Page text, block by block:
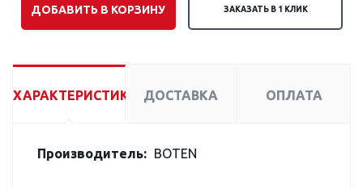
ДОБАВИТЬ В КОРЗИНУ ЗАКАЗАТЬ В 1 КЛИК
ХАРАКТЕРИСТИКИ ДОСТАВКА ОПЛАТА
Производитель: BOTEN